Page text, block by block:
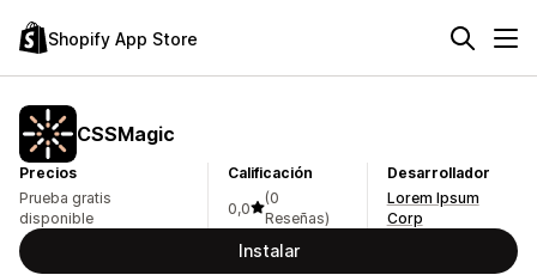
Shopify App Store
CSSMagic
Precios
Prueba gratis
disponible
Calificación
0,0
(0
Reseñas)
Desarrollador
Lorem Ipsum
Corp
Instalar